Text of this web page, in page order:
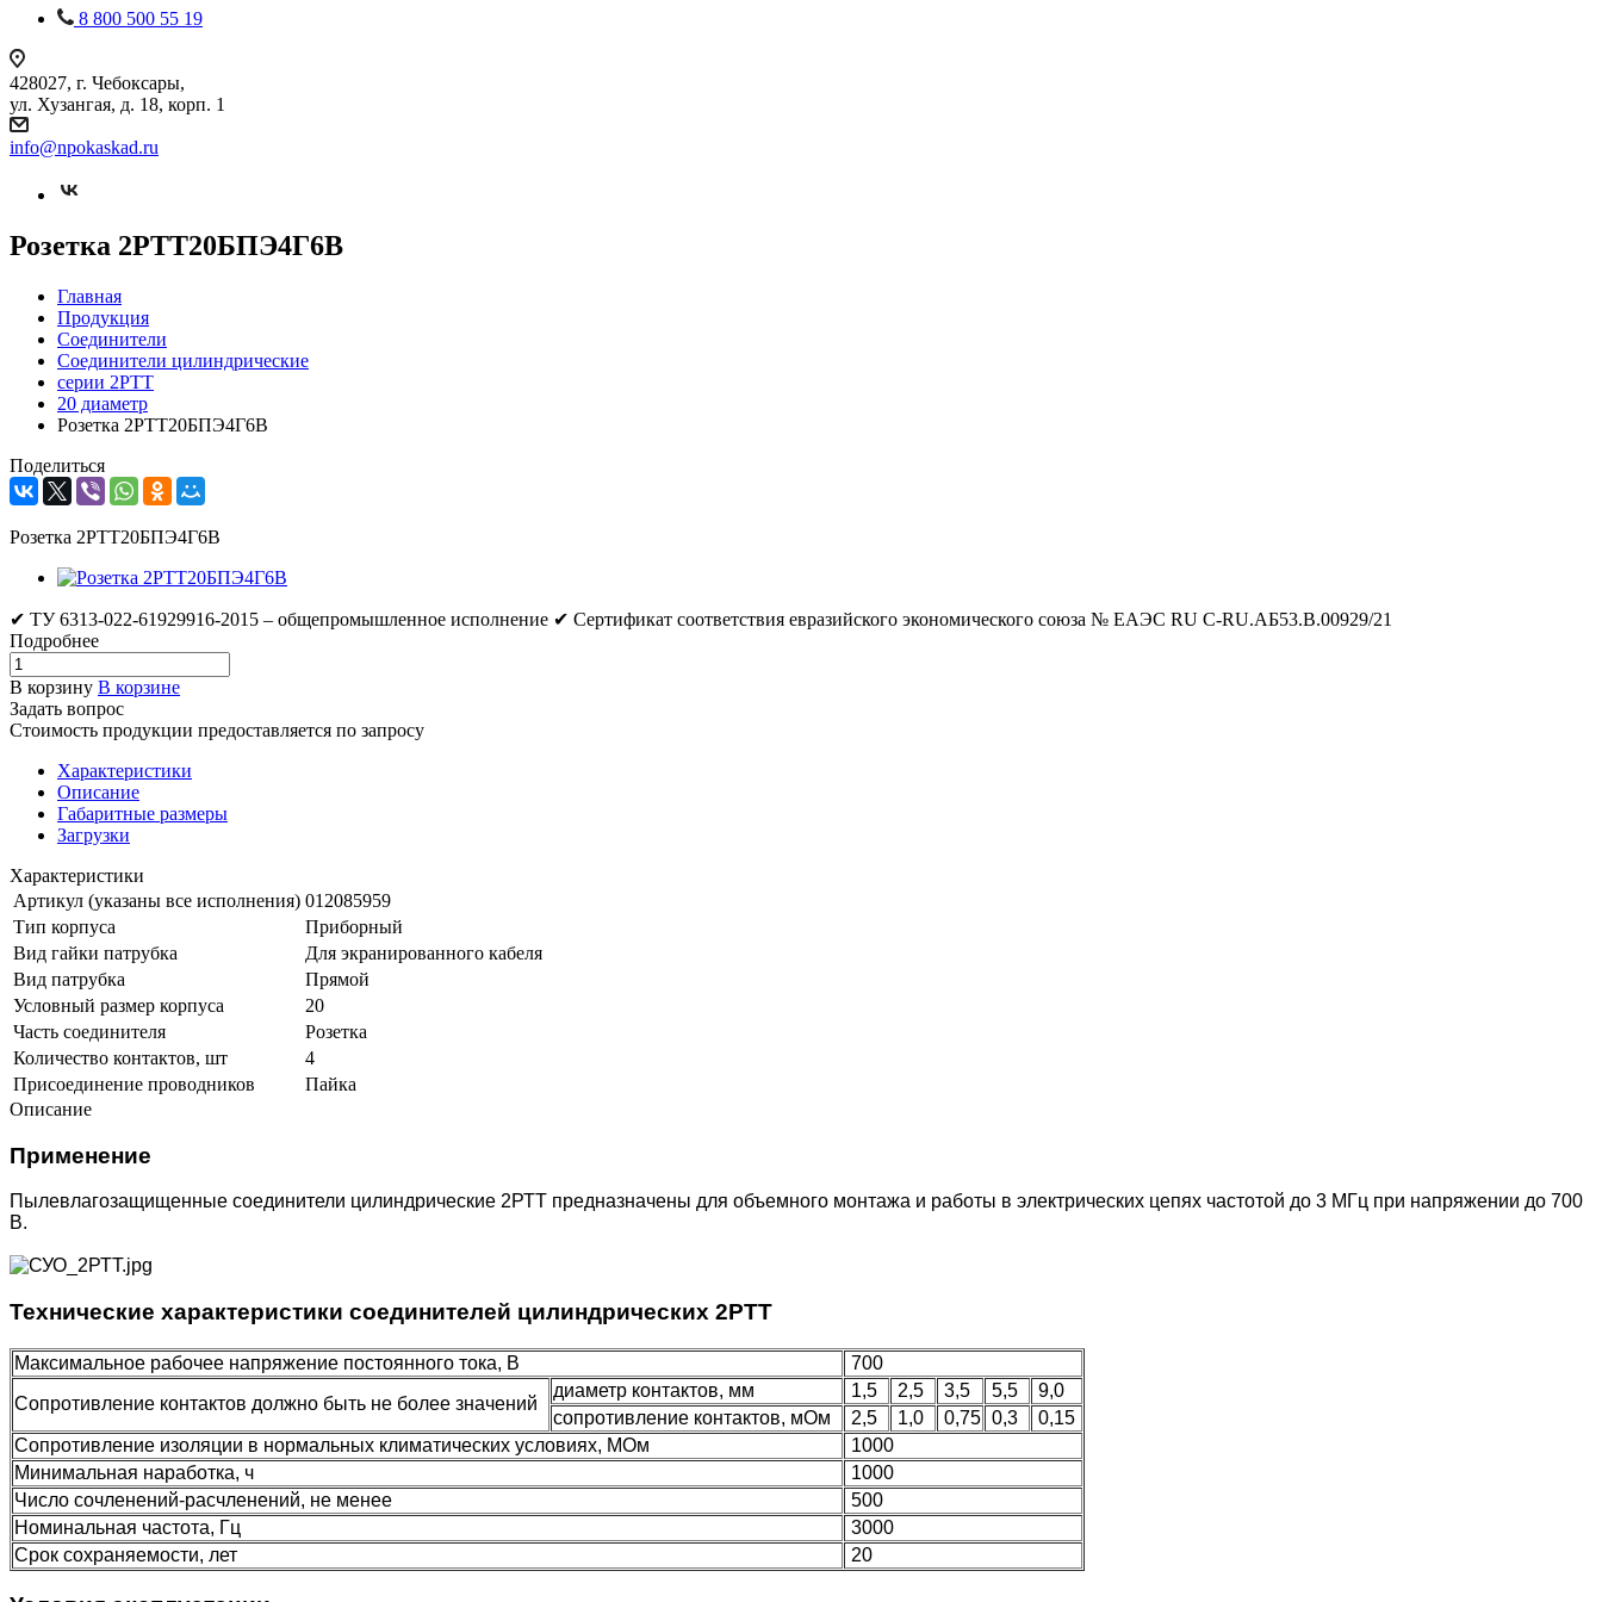
8 800 500 55 19
428027, г. Чебоксары,
ул. Хузангая, д. 18, корп. 1
info@npokaskad.ru
Розетка 2РТТ20БПЭ4Г6В
Главная
Продукция
Соединители
Соединители цилиндрические
серии 2РТТ
20 диаметр
Розетка 2РТТ20БПЭ4Г6В
Поделиться
Розетка 2РТТ20БПЭ4Г6В
✔ ТУ 6313-022-61929916-2015 – общепромышленное исполнение ✔ Сертификат соответствия евразийского экономического союза № ЕАЭС RU C-RU.АБ53.В.00929/21
Подробнее
В корзину В корзине
Задать вопрос
Стоимость продукции предоставляется по запросу
Характеристики
Описание
Габаритные размеры
Загрузки
Характеристики
Артикул (указаны все исполнения) 012085959
Тип корпуса
Приборный
Вид гайки патрубка
Для экранированного кабеля
Вид патрубка
Прямой
Условный размер корпуса
20
Часть соединителя
Розетка
Количество контактов, шт
4
Присоединение проводников
Пайка
Описание
Применение
Пылевлагозащищенные соединители цилиндрические 2РТТ предназначены для объемного монтажа и работы в электрических цепях частотой до 3 МГц при напряжении до 700
В.
Технические характеристики соединителей цилиндрических 2РТТ
Максимальное рабочее напряжение постоянного тока, В
700
Сопротивление контактов должно быть не более значений
диаметр контактов, мм 1,5 2,5 3,5 5,5
9,0
сопротивление контактов, мОм
2,5 1,0 0,75 0,3
0,15
Сопротивление изоляции в нормальных климатических условиях, МОм
1000
Минимальная наработка, ч
1000
Число сочленений-расчленений, не менее
500
Номинальная частота, Гц
3000
Срок сохраняемости, лет
20